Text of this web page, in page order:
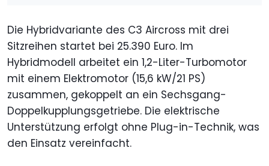
Die Hybridvariante des C3 Aircross mit drei
Sitzreihen startet bei 25.390 Euro. Im
Hybridmodell arbeitet ein 1,2-Liter-Turbomotor
mit einem Elektromotor (15,6 kW/21 PS)
zusammen, gekoppelt an ein Sechsgang-
Doppelkupplungsgetriebe. Die elektrische
Unterstützung erfolgt ohne Plug-in-Technik, was
den Einsatz vereinfacht.